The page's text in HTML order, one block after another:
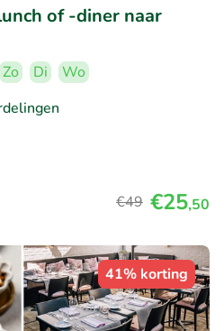
of -diner naar
Zo Di
Wo
€49 €25,50
41% korting